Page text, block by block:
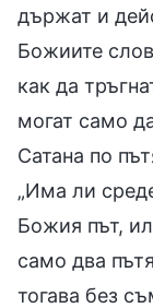
държат и
Божиите
как да
могат само
Сатана по
„Има ли
Божия път,
само два
тогава без